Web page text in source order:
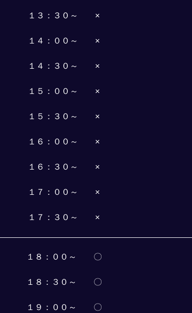
１３：３０～　　×
１４：００～　　×
１４：３０～　　×
１５：００～　　×
１５：３０～　　×
１６：００～　　×
１６：３０～　　×
１７：００～　　×
１７：３０～　　×
１８：００～　　〇
１８：３０～　　〇
１９：００～　　〇